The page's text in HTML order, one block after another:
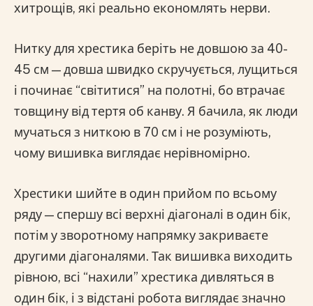
хитрощів, які реально економлять нерви.
Нитку для хрестика беріть не довшою за 40-
45 см — довша швидко скручується, лущиться
і починає “світитися” на полотні, бо втрачає
товщину від тертя об канву. Я бачила, як люди
мучаться з ниткою в 70 см і не розуміють,
чому вишивка виглядає нерівномірно.
Хрестики шийте в один прийом по всьому
ряду — спершу всі верхні діагоналі в один бік,
потім у зворотному напрямку закриваєте
другими діагоналями. Так вишивка виходить
рівною, всі “нахили” хрестика дивляться в
один бік, і з відстані робота виглядає значно